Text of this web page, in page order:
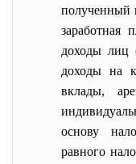
полученный
заработная
доходы лиц
доходы на
вклады,
основу
равного